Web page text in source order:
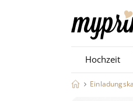
Hochzeit